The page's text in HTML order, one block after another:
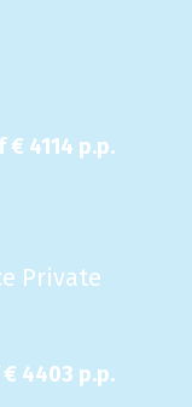
€ 4114 p.p.
Private
4403 p.p.